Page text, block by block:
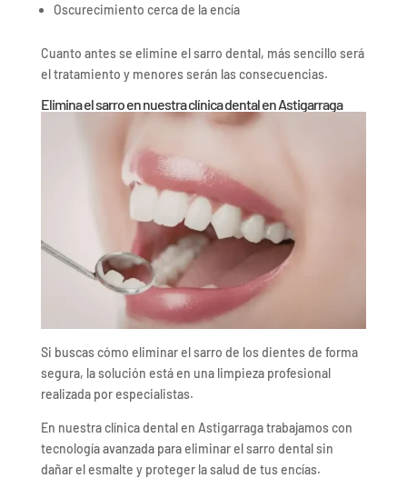
Oscurecimiento cerca de la encía
Cuanto antes se elimine el sarro dental, más sencillo será
el tratamiento y menores serán las consecuencias.
Elimina el sarro en nuestra clínica dental en Astigarraga
Si buscas cómo eliminar el sarro de los dientes de forma
segura, la solución está en una limpieza profesional
realizada por especialistas.
En nuestra clínica dental en Astigarraga trabajamos con
tecnología avanzada para eliminar el sarro dental sin
dañar el esmalte y proteger la salud de tus encías.